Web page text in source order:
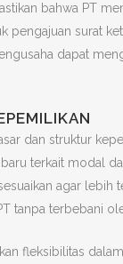
bahwa PT
pengajuan surat
dapat
dan struktur
terkait modal
agar
tanpa terbebani
fleksibilitas